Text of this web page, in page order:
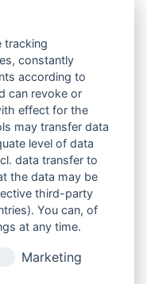
auf
noch nicht alle
meisten?
tracking
constantly
according to
can revoke or
effect for the
may transfer data
level of data
data transfer to
the data may be
third-party
You can, of
at any time.
Marketing